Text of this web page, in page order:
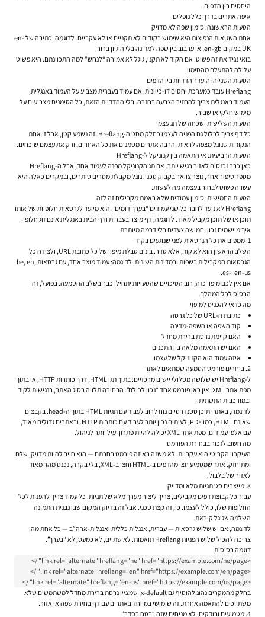
היחסים בין הדפים.
איפה אתרים בדרך כלל נופלים
הטעות הראשונה: סימון שפה לא מדויק
אחת השגיאות הנפוצות היא שימוש בקודים לא תקניים או לא עקביים. לדוגמה, כתיבה של en-
UK במקום en-gb, או ערבוב בין שפה למדינה בלי היגיון ברור.
בואי נגיד את זה פשוט: אם הקוד לא תקני, גוגל לא אמורה “לנחש” למה התכוונתם. היא פשוט
עלולה להתעלם מהסימון.
הטעות השנייה: היעדר הדדיות בין הדפים
Hreflang עובד כמערכת יחסים דו-כיוונית. אם עמוד בעברית מצביע על העמוד באנגלית,
העמוד באנגלית צריך להחזיר הצבעה בחזרה. בלי ההדדיות הזאת, כל הסימנים מצביעים על
מימוש חלקי או שבור.
הטעות השלישית: שכחה של תג עצמי
כל דף צריך לכלול גם הפניה לעצמו כחלק מסט ה-Hreflang. זה נשמע קטן, אבל זו אחת
הנקודות שגוגל מצפה לראות. הרבה אתרים מסמנים את כל האחרים, ורק את עצמם שוכחים.
הטעות הרביעית: אי התאמה בין קנוניקל ל-Hreflang
כאן כבר נכנסים לאזור רגיש יותר. אם תג הקנוניקל מפנה לעמוד אחד, אבל ה-Hreflang
מספר סיפור אחר, נוצר צוואר בקבוק טכני. גוגל מקבלת מסרים סותרים, ובמקרים כאלה היא
עשויה פשוט לבחור בעצמה מה לעשות.
הטעות החמישית: סימון עמודים שלא באמת מקבילים זה לזה
Hreflang לא נועד לחבר כל שני עמודים “בערך דומים”. הוא מיועד לגרסאות חלופיות של אותו
תוכן או של תוכן מקביל מאוד. לדוגמה, דף מוצר בעברית ודף הבית באנגלית אינם זוג חלופי.
איך מיישמים נכון: חמישה צעדים בלי דרמה מיותרת
1. ממפים את כל הגרסאות לפני שנוגעים בקוד
השלב הראשון הוא לא קוד, אלא סדר. בונים טבלת מיפוי של כל כתובת URL, ולצידה כל
הגרסאות המקבילות בשפות ובמדינות השונות. לדוגמה: עמוד מוצר אחד, עם גרסאות he, en,
en-us ו-es.
אם אין לכם מיפוי כזה, רוב הסיכויים שהטעויות יתחילו כבר בשלב ההטמעה. בפועל, זה
הבסיס לכל המהלך.
מה כדאי להכניס למיפוי
כתובת ה-URL של כל גרסה
קוד השפה או השפה-מדינה
האם קיימת גרסת ברירת מחדל
האם יש התאמה מלאה בין התכנים
איזה עמוד הוא הקנוניקל של עצמו
2. בוחרים פורמט הטמעה שמתאים לאתר
ל-Hreflang יש שלושה מסלולי יישום מרכזיים: בתוך תגי HTML, דרך כותרות HTTP, או בתוך
מפת אתר XML. אין כאן פורמט אחד “נכון לכולם”. הבחירה תלויה בסוג האתר, בנגישות לקוד
ובמורכבות התשתית.
לדוגמה, באתרי תוכן סטנדרטיים נוח לרוב לעבוד עם תגיות HTML בתוך ה-head. בקבצים
שאינם HTML, כמו PDF, לעיתים נכון יותר לעבוד עם כותרות HTTP. ובאתרים גדולים מאוד,
עם אלפי עמודים, מפת אתר XML יכולה להיות פתרון יעיל יותר לניהול.
מה חשוב לזכור בבחירת הפורמט
העיקרון הקריטי הוא עקביות. לא משנה באיזה פורמט בחרתם — הוא חייב להיות מדויק, שלם
ומתוחזק. אתר שמטמיע חצי מהדפים ב-HTML וחצי ב-XML, בלי בקרה, נכנס מהר מאוד
לאזור של בלבול.
3. מייצרים סט תגיות מלא ומדויק
עבור כל קבוצת דפים מקבילים, צריך ליצור מערך מלא של תגיות. כל עמוד צריך להפנות לכל
החלופות שלו, כולל לעצמו. כן, זה קצת טכני. אבל זה בדיוק המקום שבו נבנית התמונה
השלמה שגוגל קוראת.
לדוגמה, אם יש שלוש גרסאות — עברית, אנגלית כללית ואנגלית-ארה״ב — כל אחת מהן
צריכה להכיל שלוש הפניות Hreflang תואמות. לא שתיים, לא כמעט, לא “בערך”.
דוגמה בסיסית
<link rel="alternate" hreflang="en-us" href="https://example.com/us/page" />
בחלק מהמקרים נהוג להוסיף גםx-default, שמציין גרסת ברירת מחדל למשתמשים שלא
משתייכים להתאמה אחרת. זה שימושי במיוחד באתרים עם דף בחירת שפה או אזור.
4. מטמיעים ובודקים, לא מניחים שזה “בטח בסדר”